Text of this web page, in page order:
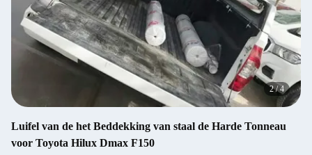
2/4
Luifel van de het Beddekking van staal de Harde Tonneau
voor Toyota Hilux Dmax F150